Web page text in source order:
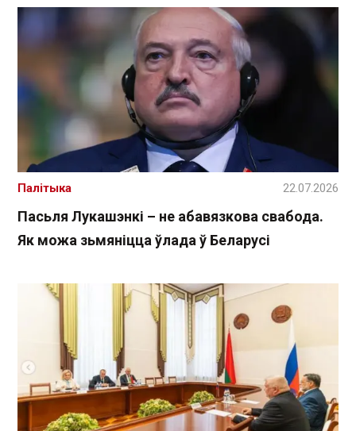
Пасьля Лукашэнкі – не абавязкова свабода.
Як можа зьмяніцца ўлада ў Беларусі
Палітыка 22.07.2026